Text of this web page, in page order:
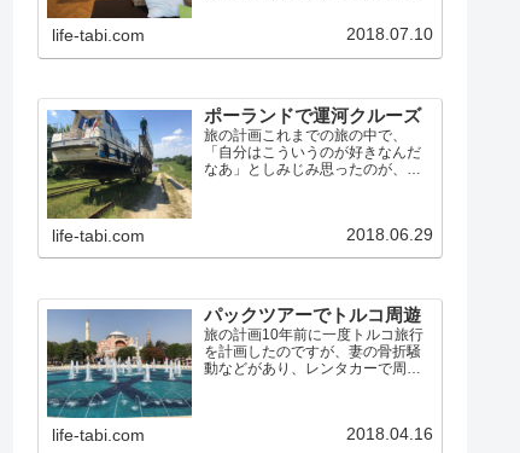
まる貸切」タイプでも、1泊2人で5
千円ほどなので、グダニスク4泊、
life-tabi.com 2018.07.10
ポーランドで運河クルーズ
旅の計画これまでの旅の中で、
「自分はこういうのが好きなんだ
なあ」としみじみ思ったのが、英
の旅行とこれは全く違っていて、
life-tabi.com 2018.06.29
パックツアーでトルコ周遊
旅の計画10年前に一度トルコ旅行
を計画したのですが、妻の骨折騒
動などがあり、レンタカーで周れ
が、航空券が高かったり、治安が
life-tabi.com 2018.04.16